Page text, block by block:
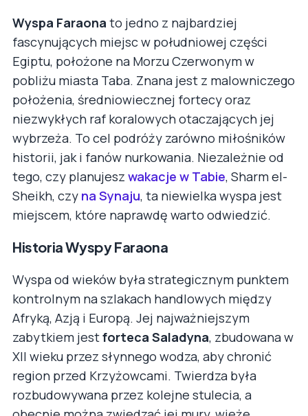
Wyspa Faraona to jedno z najbardziej
fascynujących miejsc w południowej części
Egiptu, położone na Morzu Czerwonym w
pobliżu miasta Taba. Znana jest z malowniczego
położenia, średniowiecznej fortecy oraz
niezwykłych raf koralowych otaczających jej
wybrzeża. To cel podróży zarówno miłośników
historii, jak i fanów nurkowania. Niezależnie od
tego, czy planujesz wakacje w Tabie, Sharm el-
Sheikh, czy na Synaju, ta niewielka wyspa jest
miejscem, które naprawdę warto odwiedzić.
Historia Wyspy Faraona
Wyspa od wieków była strategicznym punktem
kontrolnym na szlakach handlowych między
Afryką, Azją i Europą. Jej najważniejszym
zabytkiem jestforteca Saladyna, zbudowana w
XII wieku przez słynnego wodza, aby chronić
region przed Krzyżowcami. Twierdza była
rozbudowywana przez kolejne stulecia, a